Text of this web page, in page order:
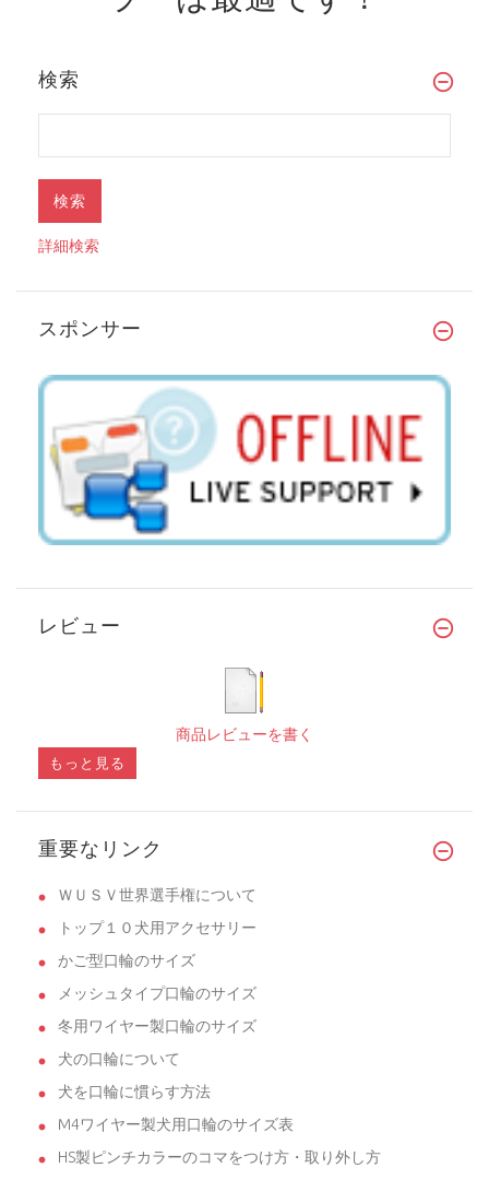
検索
詳細検索
スポンサー
レビュー
商品レビューを書く
もっと見る
重要なリンク
ＷＵＳＶ世界選手権について
トップ１０犬用アクセサリー
かご型口輪のサイズ
メッシュタイプ口輪のサイズ
冬用ワイヤー製口輪のサイズ
犬の口輪について
犬を口輪に慣らす方法
M4ワイヤー製犬用口輪のサイズ表
HS製ピンチカラーのコマをつけ方・取り外し方